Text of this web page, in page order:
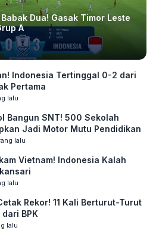
Dua! Gasak Timor Leste
A
Indonesia Tertinggal 0-2 dari
Pertama
lalu
Bangun SNT! 500 Sekolah
Jadi Motor Mutu Pendidikan
lalu
Vietnam! Indonesia Kalah
lalu
Rekor! 11 Kali Berturut-Turut
BPK
lalu